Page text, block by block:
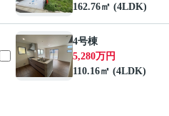
162.76㎡ (4LDK)
4号棟
5,280万円
110.16㎡ (4LDK)